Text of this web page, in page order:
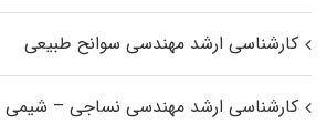
کارشناسی ارشد مهندسی سوانح طبیعی
کارشناسی ارشد مهندسی نساجی – شیمی